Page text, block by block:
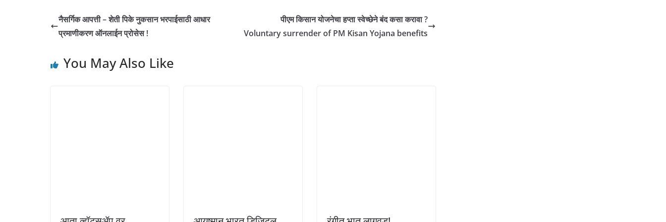
नैसर्गिक आपत्ती – शेती पिके नुकसान भरपाईसाठी आधार
प्रमाणीकरण ऑनलाईन प्रोसेस !
पीएम किसान योजनेचा हप्ता स्वेच्छेने बंद कसा करावा ?
Voluntary surrender of PM Kisan Yojana benefits
You May Also Like